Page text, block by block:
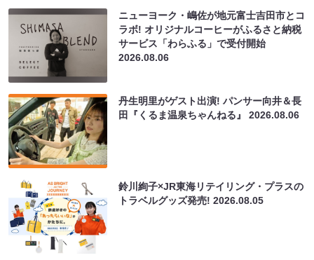
ニューヨーク・嶋佐が地元富士吉田市とコ
ラボ! オリジナルコーヒーがふるさと納税
サービス「わらふる」で受付開始
2026.08.06
丹生明里がゲスト出演! パンサー向井＆長
田『くるま温泉ちゃんねる』2026.08.06
鈴川絢子×JR東海リテイリング・プラスの
トラベルグッズ発売!2026.08.05